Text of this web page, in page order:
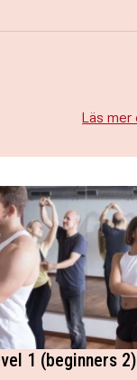
Läs mer
1 (beginners